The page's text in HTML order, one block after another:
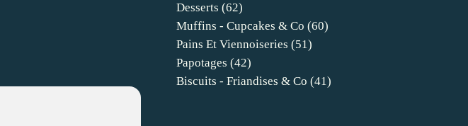
Desserts (62)
Muffins - Cupcakes & Co (60)
Pains Et Viennoiseries (51)
Papotages (42)
Biscuits - Friandises & Co (41)